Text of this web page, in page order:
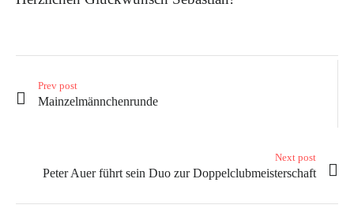
Prev post
Mainzelmännchenrunde
Next post
Peter Auer führt sein Duo zur Doppelclubmeisterschaft